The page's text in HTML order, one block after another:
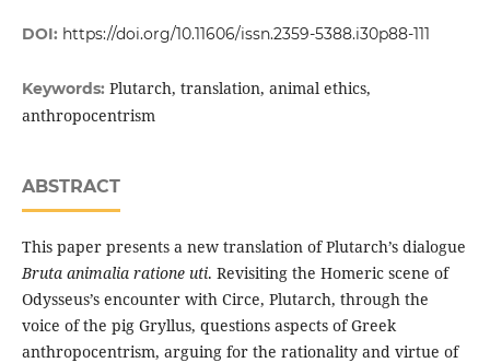
DOI: https://doi.org/10.11606/issn.2359-5388.i30p88-111
Keywords: Plutarch, translation, animal ethics,
anthropocentrism
ABSTRACT
This paper presents a new translation of Plutarch’s dialogue
Bruta animalia ratione uti. Revisiting the Homeric scene of
Odysseus’s encounter with Circe, Plutarch, through the
voice of the pig Gryllus, questions aspects of Greek
anthropocentrism, arguing for the rationality and virtue of